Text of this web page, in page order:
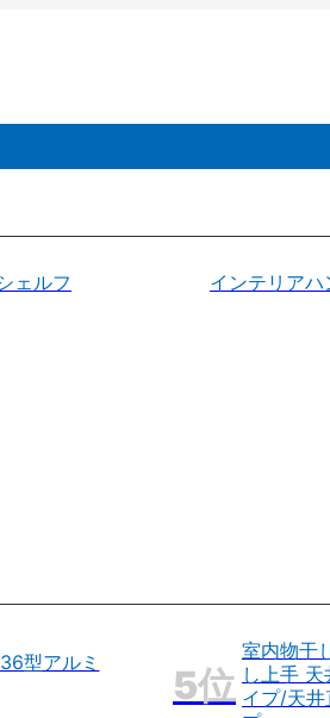
ェルフ インテリアハ
36型アルミ
室内物干
し上手 天
イプ/天井